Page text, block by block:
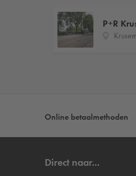
P+R
Online betaalmethoden
Direct naar...